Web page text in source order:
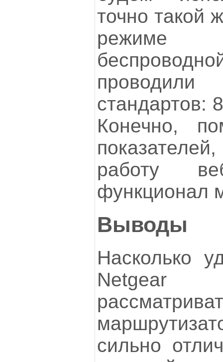
точно такой
режиме
стандартов:
Конечно,
работу
функционал
Выводы
Насколько
Netgear
сильно